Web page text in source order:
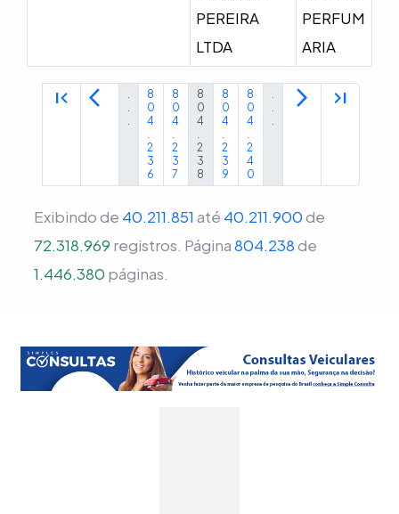
PEREIRA
LTDA
PERFUM
ARIA
first_page arrow_back_ios
.
.
.
8
0
4
.
2
3
6
8
0
4
.
2
3
7
8
0
4
.
2
3
8
8
0
4
.
2
3
9
8
0
4
.
2
4
0
.
.
.
arrow_forward_ios last_page
Exibindo de 40.211.851 até 40.211.900de
72.318.969 registros. Página804.238de
1.446.380 páginas.